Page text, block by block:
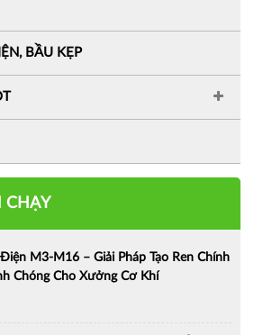
BẦU KẸP
CHẠY
Điện M3-M16 – Giải Pháp Tạo Ren Chính
Chóng Cho Xưởng Cơ Khí